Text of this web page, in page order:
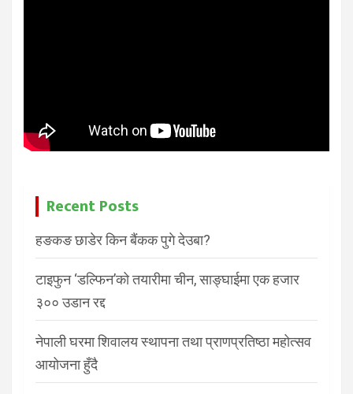
Recent Posts
हङकङ छाडेर किन बैंकक पुगे देउबा?
टाइफुन ‘डल्फिन’को तयारीमा चीन, साङ्घाईमा एक हजार
३०० उडान रद्द
नेपाली घरमा शिवालय स्थापना तथा प्राणप्रतिष्ठा महोत्सव
आयोजना हुँदै